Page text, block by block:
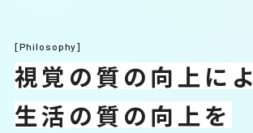
[Philosophy]
視覚 の質の向上に よ
生活の質の向上を